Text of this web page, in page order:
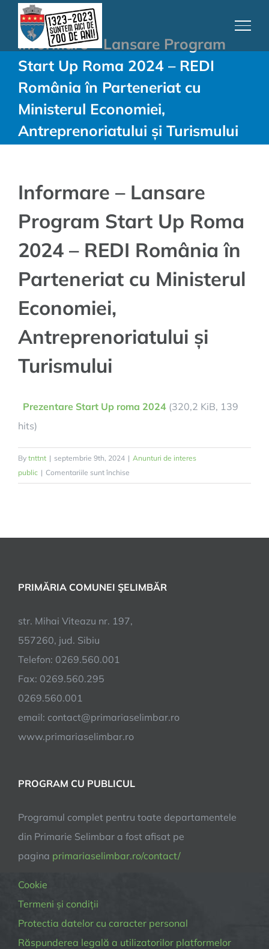
contentInformare – Lansare Program
Start Up Roma 2024 – REDI
România în Parteneriat cu
Ministerul Economiei,
Antreprenoriatului și Turismului
Informare – Lansare
Program Start Up Roma
2024 – REDI România în
Parteneriat cu Ministerul
Economiei,
Antreprenoriatului și
Turismului
Prezentare Start Up roma 2024 (320,2 KiB, 139
hits)
By tnttnt | septembrie 9th, 2024 | Anunturi de interes
public | Comentariile sunt închise
Informare
2024
REDI
Antreprenoriatului
PRIMĂRIA COMUNEI ŞELIMBĂR
str. Mihai Viteazu nr. 197,
557260, jud. Sibiu
Telefon: 0269.560.001
Fax: 0269.560.295
0269.560.001
email: contact@primariaselimbar.ro
www.primariaselimbar.ro
PROGRAM CU PUBLICUL
Programul complet pentru toate departamentele
din Primarie Selimbar a fost afisat pe
pagina primariaselimbar.ro/contact/
Cookie
Termeni și condiții
Protectia datelor cu caracter personal
Răspunderea legală a utilizatorilor platformelor